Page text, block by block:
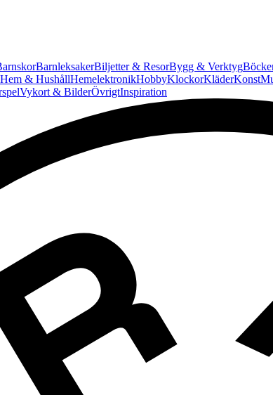
BarnleksakerBiljetter & ResorBygg & Verktyg
Hem & HushållHemelektronikHobbyKlockorKläderKonst
Vykort & BilderÖvrigtInspiration